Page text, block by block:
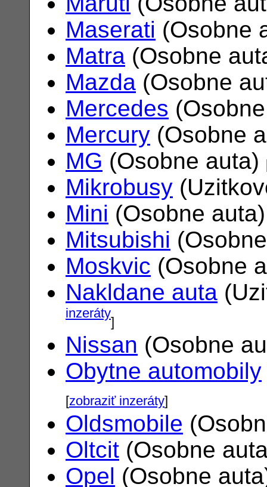
Maserati (Osobne
Matra (Osobne
Mazda (Osobne
Mercedes
Mercury (Osobne
MG (Osobne auta)
Mikrobusy
Mini (Osobne
Mitsubishi
Moskvic (Osobne
Nakldane auta
inzeráty]
Nissan (Osobne
Obytne automobily
[zobraziť inzeráty]
Oldsmobile
Oltcit (Osobne
Opel (Osobne